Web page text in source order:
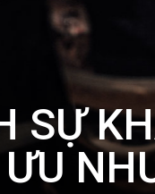
SỰ
ƯU